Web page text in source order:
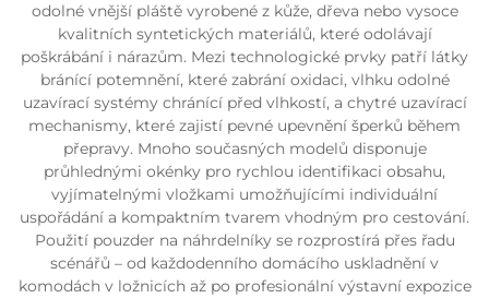
odolné vnější pláště vyrobené z kůže, dřeva nebo vysoce
kvalitních syntetických materiálů, které odolávají
poškrábání i nárazům. Mezi technologické prvky patří látky
bránící potemnění, které zabrání oxidaci, vlhku odolné
uzavírací systémy chránící před vlhkostí, a chytré uzavírací
mechanismy, které zajistí pevné upevnění šperků během
přepravy. Mnoho současných modelů disponuje
průhlednými okénky pro rychlou identifikaci obsahu,
vyjímatelnými vložkami umožňujícími individuální
uspořádání a kompaktním tvarem vhodným pro cestování.
Použití pouzder na náhrdelníky se rozprostírá přes řadu
scénářů – od každodenního domácího uskladnění v
komodách v ložnicích až po profesionální výstavní expozice